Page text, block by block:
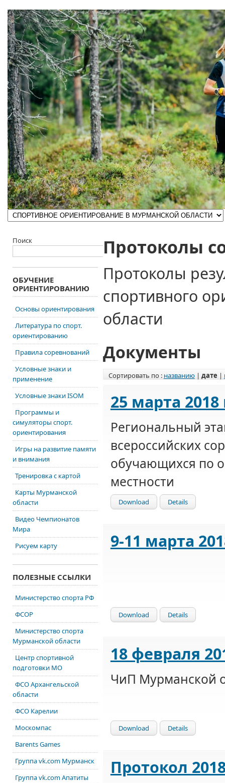
Протоколы
Протоколы
спортивного
области
Документы
Сортировать по : названию| дате |
25 марта
Региональный
всероссийских
обучающихся по
местности
Download Details
9-11 марта
Download Details
18 февраля
ЧиП Мурманской
Download Details
Протокол
Поиск
ОБУЧЕНИЕ
ОРИЕНТИРОВАНИЮ
Основы ориентирования
Литература по спорт.
ориентированию
Правила соревнований
Условные знаки и
применение
Условные знаки ISOM
Программы и
симуляторы спорт.
ориентирования
Игры на развитие памяти
и внимания
Тренировка с картой
Карты Мурманской
области
Видео Чемпионатов
Мира
Рисуем карту
ПОЛЕЗНЫЕ ССЫЛКИ
Министерство спорта РФ
ФСОР
Министерство спорта
Мурманской области
Центр спортивной
подготовки МО
ФСО Архангельской
области
ФСО Карелии
Москомпас
Barents Games
Группа vk.com Мурманск
Группа vk.com Апатиты